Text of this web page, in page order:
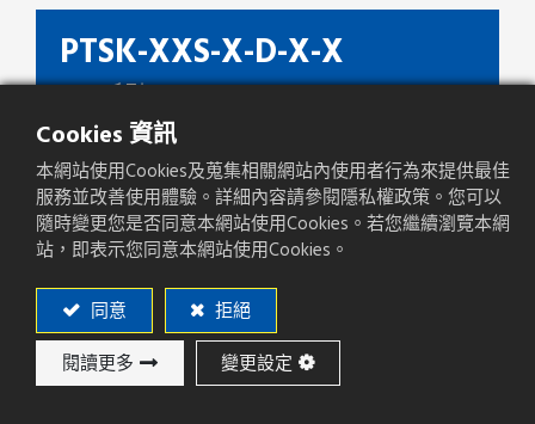
PTSK-XXS-X-D-X-X
PTSK 系列
種類
Box Header
間距(mm) 2.00mm
產品方向 Straight
PCB焊板方式 DIP
Cookies 資訊
本網站使用Cookies及蒐集相關網站內使用者行為來提供最佳
服務並改善使用體驗。詳細內容請參閱隱私權政策。您可以
隨時變更您是否同意本網站使用Cookies。若您繼續瀏覽本網
站，即表示您同意本網站使用Cookies。
同意 拒絕
閱讀更多 變更設定